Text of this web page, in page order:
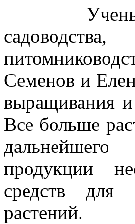
Ученые из
Семенов и
выращивания
Все больше
продукции
средств для
растений.